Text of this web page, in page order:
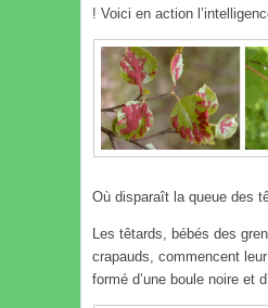
! Voici en action
Où disparaît la queue des
Les têtards, bébés des
crapauds, commencent
formé d’une boule noire et